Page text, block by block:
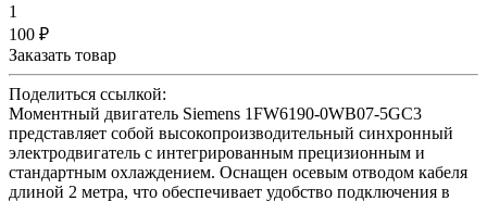
1
100 ₽
Заказать товар
Поделиться ссылкой:
Моментный двигатель Siemens 1FW6190-0WB07-5GC3
представляет собой высокопроизводительный синхронный
электродвигатель с интегрированным прецизионным и
стандартным охлаждением. Оснащен осевым отводом кабеля
длиной 2 метра, что обеспечивает удобство подключения в